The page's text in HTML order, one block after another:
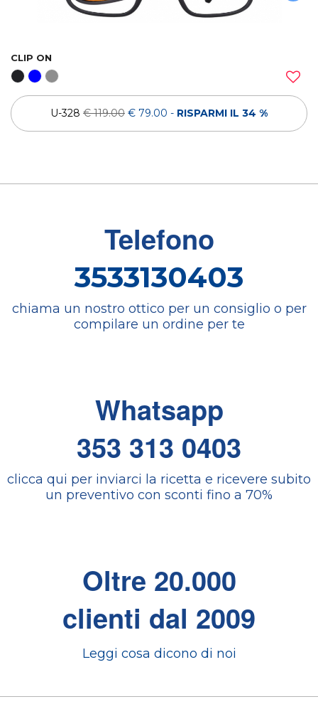
CLIP ON
U-328 € 119.00 € 79.00 - RISPARMI IL 34 %
Telefono
3533130403
chiama un nostro ottico per un consiglio o per
compilare un ordine per te
Whatsapp
353 313 0403
clicca qui per inviarci la ricetta e ricevere subito
un preventivo con sconti fino a 70%
Oltre 20.000
clienti dal 2009
Leggi cosa dicono di noi